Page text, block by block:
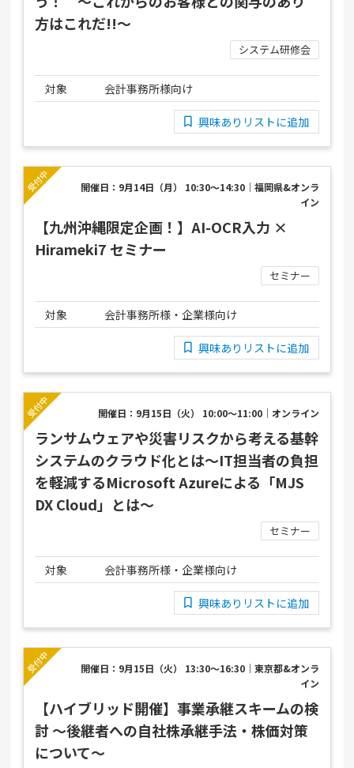
方はこれだ!!～
システム研修会
対象 会計事務所様向け
興味ありリストに追加
開催日：9月14日（月） 10:30～14:30｜福岡県&オンラ
イン
【九州沖縄限定企画！】AI-OCR入力 ×
Hirameki7 セミナー
セミナー
対象 会計事務所様・企業様向け
興味ありリストに追加
開催日：9月15日（火） 10:00～11:00｜オンライン
ランサムウェアや災害リスクから考える基幹
システムのクラウド化とは～IT担当者の負担
を軽減するMicrosoft Azureによる「MJS
DX Cloud」とは～
セミナー
対象 会計事務所様・企業様向け
興味ありリストに追加
開催日：9月15日（火） 13:30～16:30｜東京都&オンラ
イン
【ハイブリッド開催】事業承継スキームの検
討 ～後継者への自社株承継手法・株価対策
について～